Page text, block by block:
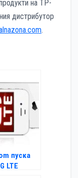
на TP-
дистрибутор
.
пуска
LTE